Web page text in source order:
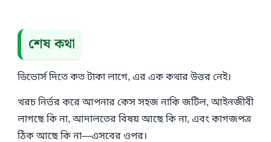
শেষ কথা
ডিভোর্স দিতে কত টাকা লাগে, এর এক কথার উত্তর নেই।
খরচ নির্ভর করে আপনার কেস সহজ নাকি জটিল, আইনজীবী
লাগছে কি না, আদালতের বিষয় আছে কি না, এবং কাগজপত্র
ঠিক আছে কি না—এসবের ওপর।